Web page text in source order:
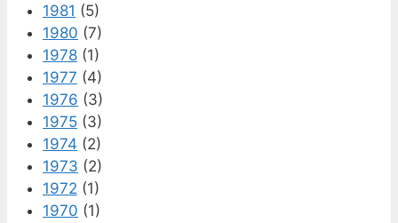
1981 (5)
1980 (7)
1978 (1)
1977 (4)
1976 (3)
1975 (3)
1974 (2)
1973 (2)
1972 (1)
1970 (1)